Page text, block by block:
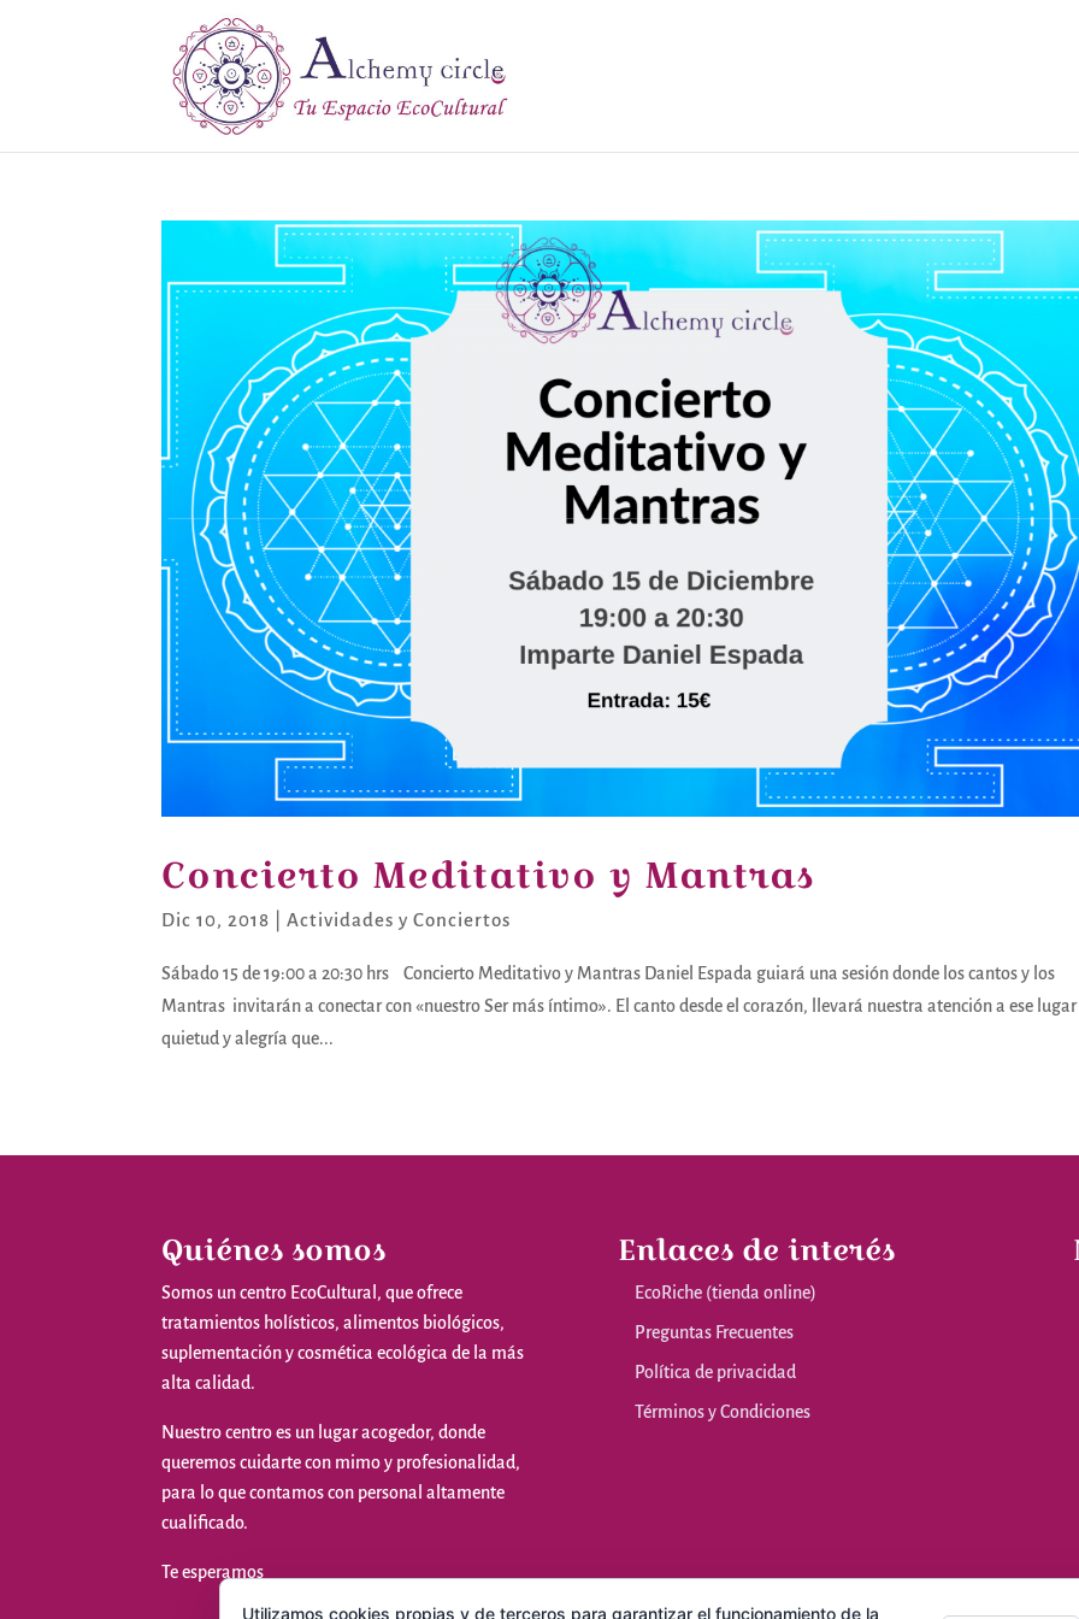
Concierto Meditativo y Mantras
Dic 10, 2018 |Actividades y Conciertos
Sábado 15 de 19:00 a 20:30 hrs Concierto Meditativo y Mantras Daniel Espada guiará una sesión donde los cantos y los
Mantras invitarán a conectar con «nuestro Ser más íntimo». El canto desde el corazón, llevará nuestra atención a ese lugar
quietud y alegría que...
Quiénes somos
Somos uncentro EcoCultural ,que ofrece
tratamientos holísticos,alimentos biológicos,
suplementaciónycosmética ecológica de la más
alta calidad.
Nuestro centro es un lugaracogedor,donde
queremos cuidartecon mimoy profesionalidad,
para loque contamoscon personalaltamente
cualificado.
Te esperamos
Enlaces de interés
EcoRiche (tienda online)
Preguntas Frecuentes
Política de privacidad
Términos y Condiciones
Utilizamos cookies propias y de terceros para garantizar el funcionamiento de la